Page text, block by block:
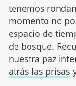
tenemos
momento no
espacio de
de bosque.
nuestra paz
atrás las prisas